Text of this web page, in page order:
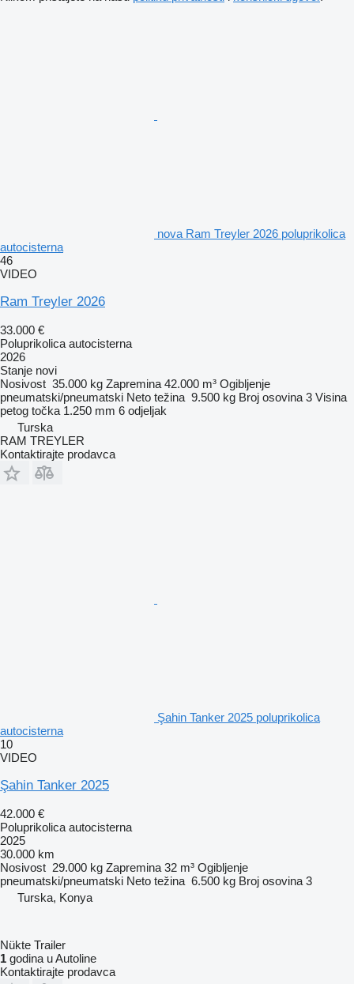
nova Ram Treyler 2026 poluprikolica
autocisterna
46
VIDEO
Ram Treyler 2026
33.000 €
Poluprikolica autocisterna
2026
Stanje novi
Nosivost 35.000 kg Zapremina 42.000 m³ Ogibljenje
pneumatski/pneumatski Neto težina 9.500 kg Broj osovina 3 Visina
petog točka 1.250 mm 6 odjeljak
Turska
RAM TREYLER
Kontaktirajte prodavca
Şahin Tanker 2025 poluprikolica
autocisterna
10
VIDEO
Şahin Tanker 2025
42.000 €
Poluprikolica autocisterna
2025
30.000 km
Nosivost 29.000 kg Zapremina 32 m³ Ogibljenje
pneumatski/pneumatski Neto težina 6.500 kg Broj osovina 3
Turska, Konya
Nükte Trailer
1 godina u Autoline
Kontaktirajte prodavca